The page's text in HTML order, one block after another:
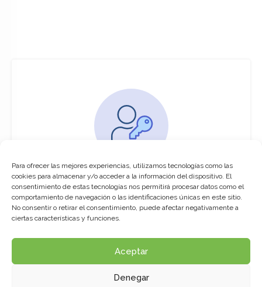
Para ofrecer las mejores experiencias, utilizamos tecnologías como las
cookies para almacenar y/o acceder a la información del dispositivo. El
consentimiento de estas tecnologías nos permitirá procesar datos como el
comportamiento de navegación o las identificaciones únicas en este sitio.
No consentir o retirar el consentimiento, puede afectar negativamente a
ciertas características y funciones.
Aceptar
Denegar
You must be logged in to access this
course
This course is only available for registered
Click here to login